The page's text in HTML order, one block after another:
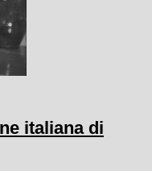
italiana di